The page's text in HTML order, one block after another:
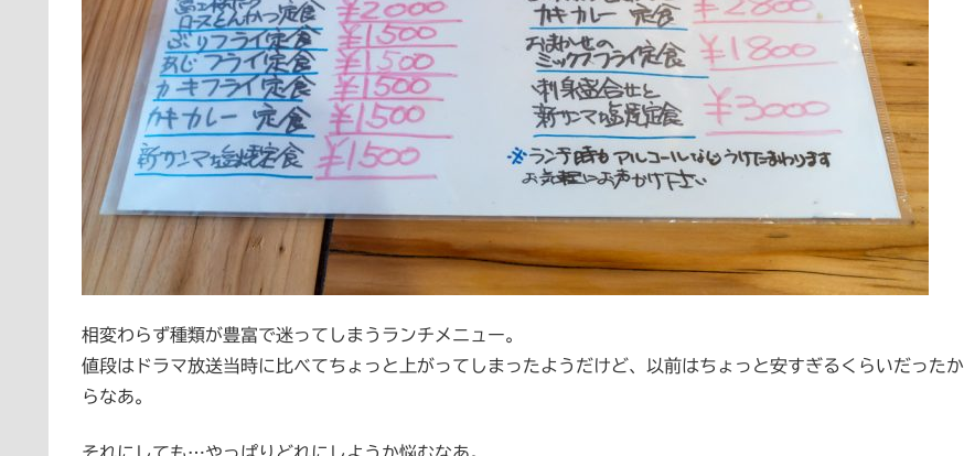
相変わらず種類が豊富で迷ってしまうランチメニュー。
値段はドラマ放送当時に比べてちょっと上がってしまったようだけど、以前はちょっと安すぎるくらいだったか
らなあ。
それにしても…やっぱりどれにしようか悩むなあ。